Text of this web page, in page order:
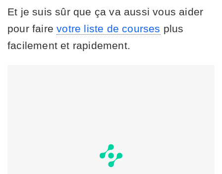
Et je suis sûr que ça va aussi vous aider
pour fairevotre liste de courses plus
facilement et rapidement.